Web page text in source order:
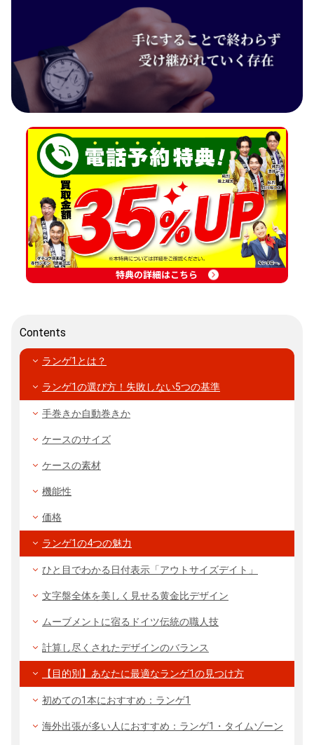
特典の詳細はこちら
Contents
ランゲ1とは？
ランゲ1の選び方！失敗しない5つの基準
手巻きか自動巻きか
ケースのサイズ
ケースの素材
機能性
価格
ランゲ1の4つの魅力
ひと目でわかる日付表示「アウトサイズデイト」
文字盤全体を美しく見せる黄金比デザイン
ムーブメントに宿るドイツ伝統の職人技
計算し尽くされたデザインのバランス
【目的別】あなたに最適なランゲ1の見つけ方
初めての1本におすすめ：ランゲ1
海外出張が多い人におすすめ：ランゲ1・タイムゾーン